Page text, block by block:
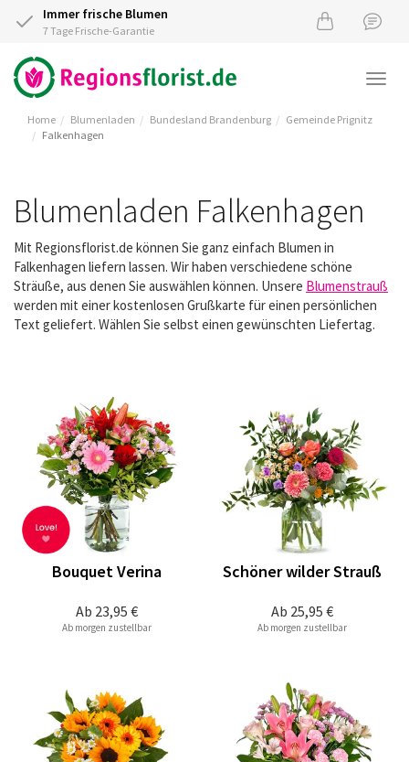
Immer frische Blumen
7 Tage Frische-Garantie
Home Blumenladen Bundesland Brandenburg
Gemeinde Prignitz
Falkenhagen
Blumenladen Falkenhagen
Mit Regionsflorist.de können Sie ganz einfach Blumen in
Falkenhagen liefern lassen. Wir haben verschiedene schöne
Sträuße, aus denen Sie auswählen können. Unsere Blumenstrauß
werden mit einer kostenlosen Grußkarte für einen persönlichen
Text geliefert. Wählen Sie selbst einen gewünschten Liefertag.
Ab 23,95 €
Bouquet Verina
Ab morgen zustellbar
Ab 25,95 €
Schöner wilder Strauß
Ab morgen zustellbar